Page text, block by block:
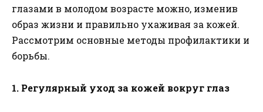
глазами в молодом возрасте можно, изменив
образ жизни и правильно ухаживая за кожей.
Рассмотрим основные методы профилактики и
борьбы.
1. Регулярный уход за кожей вокруг глаз